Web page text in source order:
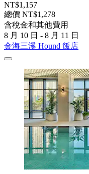
NT$1,157
總價 NT$1,278
含稅金和其他費用
8 月 10 日 - 8 月 11 日
金海三溪 Hound 飯店